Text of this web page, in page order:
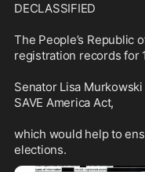
DECLASSIFIED
The People’s Republic
registration records for
Senator Lisa
SAVE America Act,
which would help to
elections.